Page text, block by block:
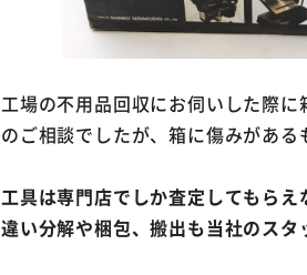
工場の不用品回収にお伺いした際
のご相談でしたが、箱に傷みがあ
工具は専門店でしか査定してもら
違い分解や梱包、搬出も当社のス